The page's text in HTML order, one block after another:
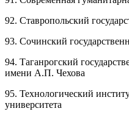
92. Ставропольский
93. Сочинский
94. Таганрогский
имени А.П. Чехова
95. Технологический
университета